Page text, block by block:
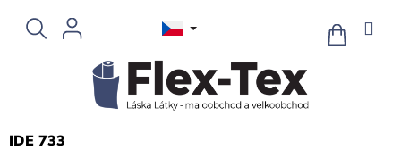
obsah
NÁKUPNÍ
KOŠÍK
IDE 733